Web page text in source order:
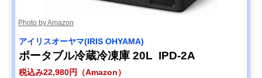
Photo by Amazon
アイリスオーヤマ(IRIS OHYAMA)
ポータブル冷蔵冷凍庫 20L IPD-2A
税込み22,980円（Amazon）